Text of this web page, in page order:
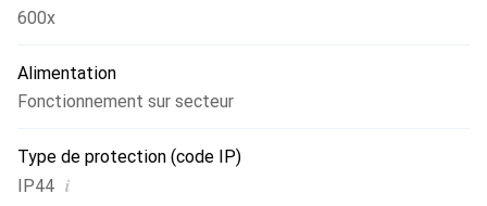
600x
Alimentation
Fonctionnement sur secteur
Type de protection (code IP)
IP44 i